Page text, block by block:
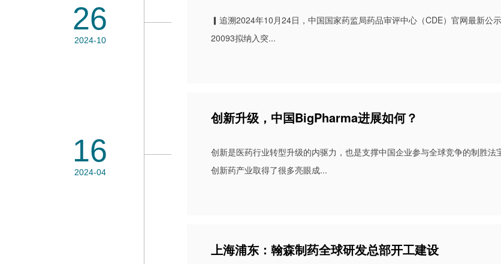
26
2024-10
▎追溯2024年10月24日，中国国家药监局药品审评中心（CDE）官网最新公
20093拟纳入突...
16
2024-04
创新升级，中国BigPharma进展如何？
创新是医药行业转型升级的内驱力，也是支撑中国企业参与全球竞争的制胜法
创新药产业取得了很多亮眼成...
上海浦东：翰森制药全球研发总部开工建设